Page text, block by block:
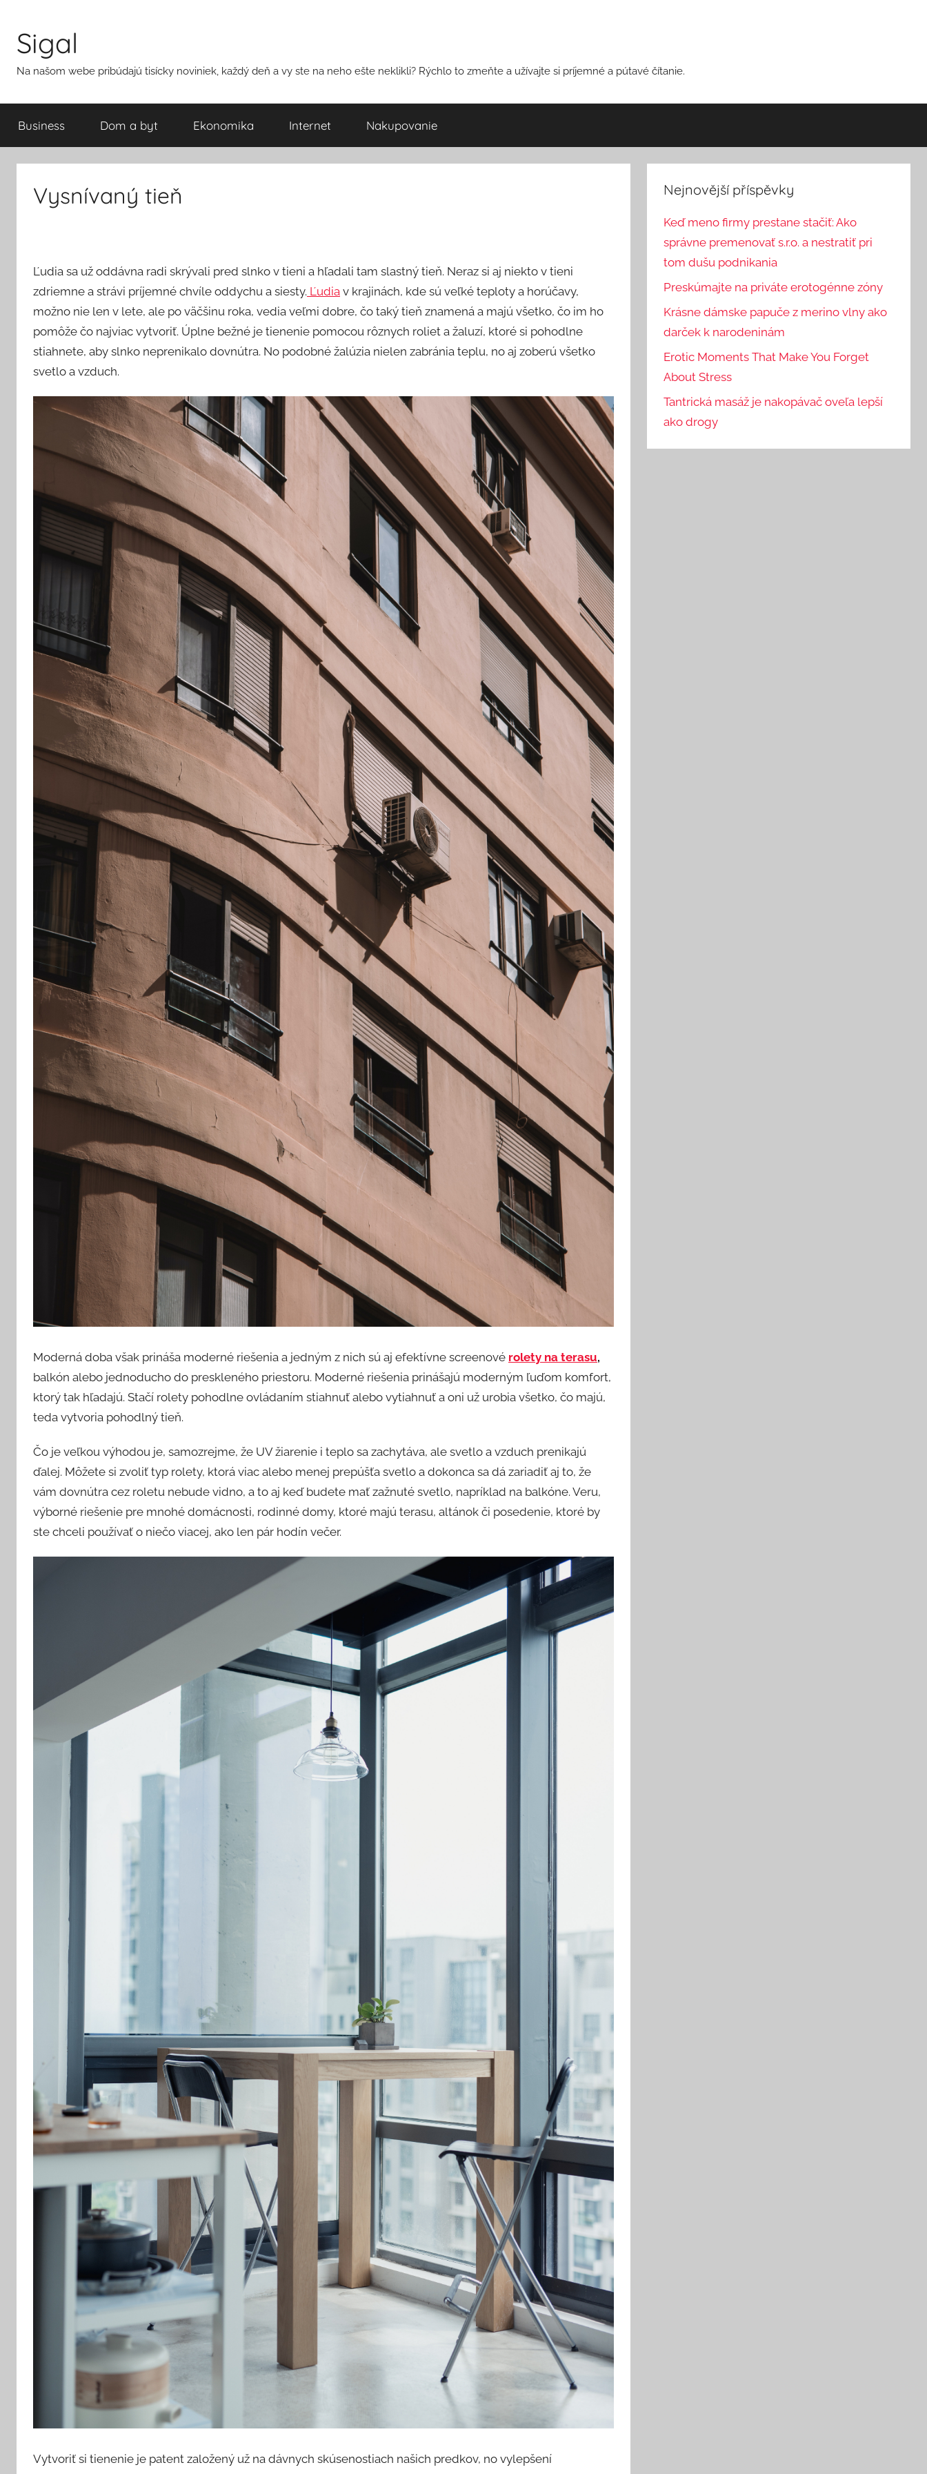
obsahuSigal
Na našom webe pribúdajú tisícky noviniek, každý deň a vy ste na neho ešte neklikli? Rýchlo to zmeňte a užívajte si príjemné a pútavé čítanie.
Business Dom a byt Ekonomika Internet Nakupovanie
Vysnívaný tieň
Ľudia sa už oddávna radi skrývali pred slnko v tieni a hľadali tam slastný tieň. Neraz si aj niekto v tieni
zdriemne a strávi príjemné chvíle oddychu a siesty. Ľudia v krajinách, kde sú veľké teploty a horúčavy,
možno nie len v lete, ale po väčšinu roka, vedia veľmi dobre, čo taký tieň znamená a majú všetko, čo im ho
pomôže čo najviac vytvoriť. Úplne bežné je tienenie pomocou rôznych roliet a žaluzí, ktoré si pohodlne
stiahnete, aby slnko neprenikalo dovnútra. No podobné žalúzia nielen zabránia teplu, no aj zoberú všetko
svetlo a vzduch.
Moderná doba však prináša moderné riešenia a jedným z nich sú aj efektívne screenové rolety na terasu,
balkón alebo jednoducho do preskleného priestoru. Moderné riešenia prinášajú moderným ľuďom komfort,
ktorý tak hľadajú. Stačí rolety pohodlne ovládaním stiahnuť alebo vytiahnuť a oni už urobia všetko, čo majú,
teda vytvoria pohodlný tieň.
Čo je veľkou výhodou je, samozrejme, že UV žiarenie i teplo sa zachytáva, ale svetlo a vzduch prenikajú
ďalej. Môžete si zvoliť typ rolety, ktorá viac alebo menej prepúšťa svetlo a dokonca sa dá zariadiť aj to, že
vám dovnútra cez roletu nebude vidno, a to aj keď budete mať zažnuté svetlo, napríklad na balkóne. Veru,
výborné riešenie pre mnohé domácnosti, rodinné domy, ktoré majú terasu, altánok či posedenie, ktoré by
ste chceli používať o niečo viacej, ako len pár hodín večer.
Vytvoriť si tienenie je patent založený už na dávnych skúsenostiach našich predkov, no vylepšení
Nejnovější příspěvky
Keď meno firmy prestane stačiť: Ako
správne premenovať s.r.o. a nestratiť pri
tom dušu podnikania
Preskúmajte na priváte erotogénne zóny
Krásne dámske papuče z merino vlny ako
darček k narodeninám
Erotic Moments That Make You Forget
About Stress
Tantrická masáž je nakopávač oveľa lepší
ako drogy